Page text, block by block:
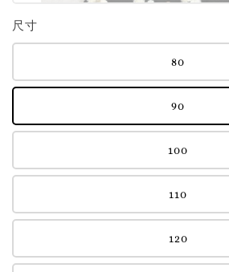
尺寸
80
90
100
110
120